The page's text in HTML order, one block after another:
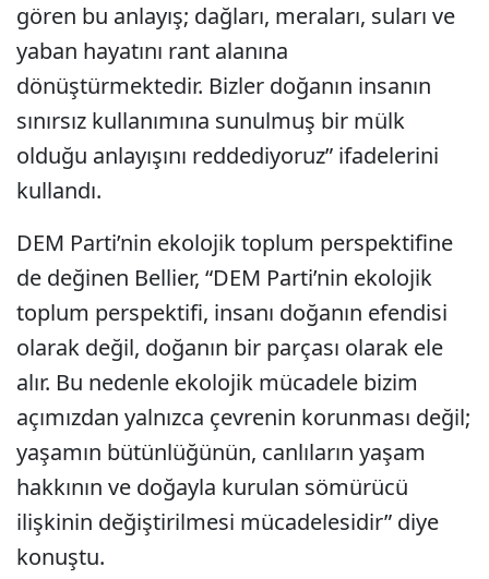
gören bu anlayış; dağları, meraları, suları ve
yaban hayatını rant alanına
dönüştürmektedir. Bizler doğanın insanın
sınırsız kullanımına sunulmuş bir mülk
olduğu anlayışını reddediyoruz” ifadelerini
kullandı.
DEM Parti’nin ekolojik toplum perspektifine
de değinen Bellier, “DEM Parti’nin ekolojik
toplum perspektifi, insanı doğanın efendisi
olarak değil, doğanın bir parçası olarak ele
alır. Bu nedenle ekolojik mücadele bizim
açımızdan yalnızca çevrenin korunması değil;
yaşamın bütünlüğünün, canlıların yaşam
hakkının ve doğayla kurulan sömürücü
ilişkinin değiştirilmesi mücadelesidir” diye
konuştu.